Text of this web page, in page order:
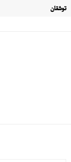
توشقان